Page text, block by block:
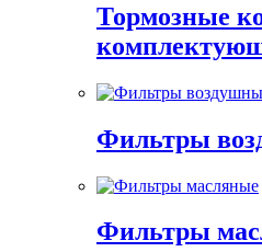
Тормозные
Фильтры
Фильтры